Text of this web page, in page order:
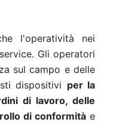
l'operatività nei
Gli operatori
sul campo e delle
dispositivi per la
di lavoro, delle
di conformitàe